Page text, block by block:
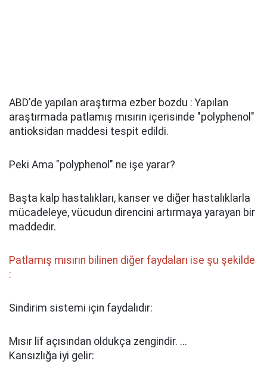
ABD'de yapılan araştırma ezber bozdu : Yapılan
araştırmada patlamış mısırın içerisinde "polyphenol"
antioksidan maddesi tespit edildi.
Peki Ama "polyphenol" ne işe yarar?
Başta kalp hastalıkları, kanser ve diğer hastalıklarla
mücadeleye, vücudun direncini artırmaya yarayan bir
maddedir.
Patlamış mısırın bilinen diğer faydaları ise şu şekilde
:
Sindirim sistemi için faydalıdır:
Mısır lif açısından oldukça zengindir. ...
Kansızlığa iyi gelir: